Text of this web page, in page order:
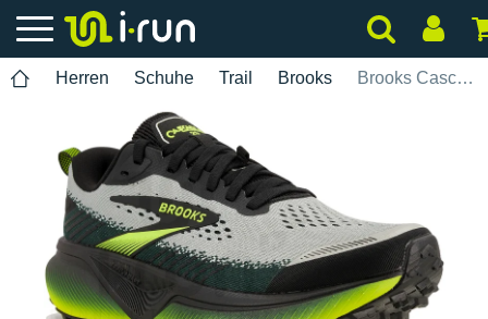
Herren Schuhe Trail Brooks Brooks Cascadia 20 Herren